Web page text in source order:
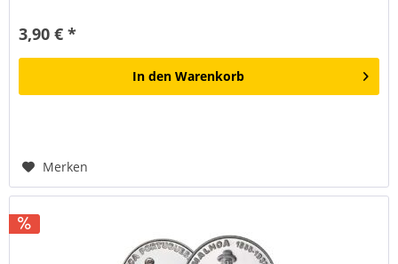
3,90 € *
In den Warenkorb
Merken